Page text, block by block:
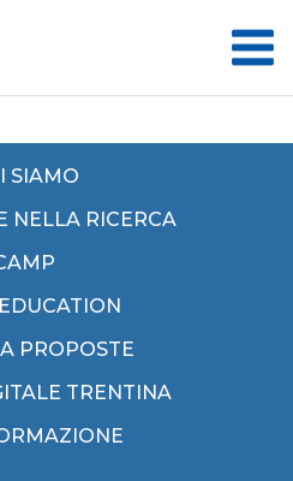
SIAMO
NELLA RICERCA
PROPOSTE
TRENTINA